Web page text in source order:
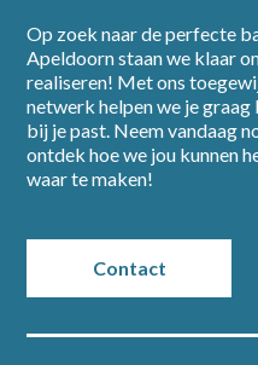
Op zoek naar de perfecte
Apeldoorn staan we klaar
realiseren! Met ons
netwerk helpen we je graag
bij je past. Neem vandaag
ontdek hoe we jou kunnen
waar te maken!
Contact